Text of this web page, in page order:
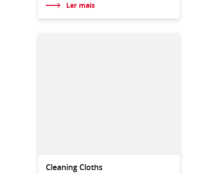
Ler mais
Cleaning Cloths